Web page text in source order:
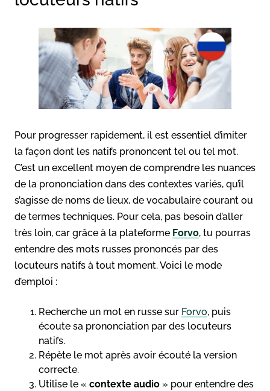
Pour progresser rapidement, il est essentiel d’imiter
la façon dont les natifs prononcent tel ou tel mot.
C’est un excellent moyen de comprendre les nuances
de la prononciation dans des contextes variés, qu’il
s’agisse de noms de lieux, de vocabulaire courant ou
de termes techniques. Pour cela, pas besoin d’aller
très loin, car grâce à la plateforme Forvo, tu pourras
entendre des mots russes prononcés par des
locuteurs natifs à tout moment. Voici le mode
d’emploi :
Recherche un mot en russe sur Forvo, puis
écoute sa prononciation par des locuteurs
natifs.
Répète le mot après avoir écouté la version
correcte.
Utilise le « contexte audio » pour entendre des